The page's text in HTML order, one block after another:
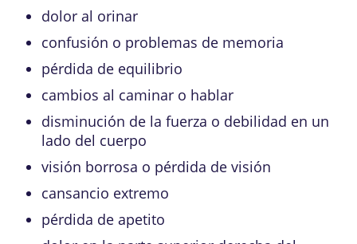
dolor al orinar
confusión o problemas de memoria
pérdida de equilibrio
cambios al caminar o hablar
disminución de la fuerza o debilidad en un
lado del cuerpo
visión borrosa o pérdida de visión
cansancio extremo
pérdida de apetito